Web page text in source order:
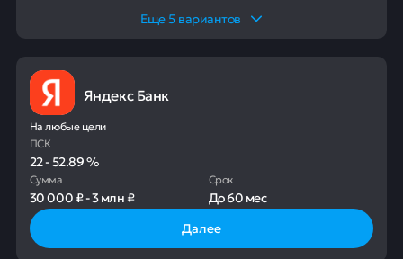
Еще5вариантов
Яндекс Банк
На любые цели
ПСК
22-52.89%
Сумма
30 000 ₽-3 млн ₽
Срок
До60 мес
Далее